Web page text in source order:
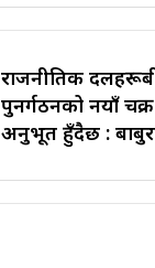
राजनीतिक
पुनर्गठनको नयाँ
अनुभूत हुँदैछ :